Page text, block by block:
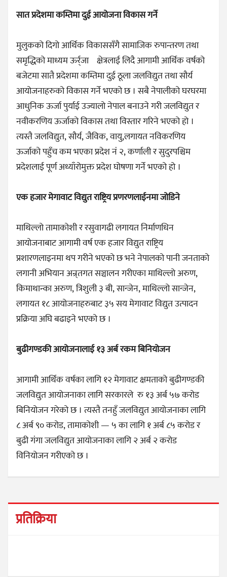
सात प्रदेशमा कम्तिमा दुई आयोजना विकास गर्ने
मुलुकको दिगो आर्थिक विकाससँगै सामाजिक रुपान्तरण तथा
समृद्धिको माध्यम ऊर्र्जा क्षेत्रलाई लिदै आगामी आर्थिक वर्षको
बजेटमा सातै प्रदेशमा कम्तिमा दुई ठूला जलविद्युत तथा सौर्य
आयोजनाहरुको विकास गर्ने भएको छ । सबै नेपालीको घरघरमा
आधुनिक ऊर्जा पुर्याई उज्यालो नेपाल बनाउने गरी जलविद्युत र
नवीकरणिय ऊर्जाको विकास तथा विस्तार गरिने भएको हो ।
त्यस्तै जलविद्युत, सौर्य, जैविक, वायु,लगायत नविकरणिय
ऊर्जाको पहुँच कम भएका प्रदेश नं २, कर्णाली र सुदुरपश्चिम
प्रदेशलाई पूर्ण अध्याँरोमुक्त प्रदेश घोषणा गर्ने भएको हो ।
एक हजार मेगावाट विद्युत राष्ट्रिय प्रणरणलाईनमा जोडिने
माथिल्लो तामाकोशी र रसुवागढी लगायत निर्माणधिन
आयोजनाबाट आगामी वर्ष एक हजार विद्युत राष्ट्रिय
प्रशारणलाइनमा थप गरीने भएको छ भने नेपालको पानी जनताको
लगानी अभियान अन्र्तगत सञ्चालन गरीएका माथिल्लो अरुण,
किमाथान्का अरुण, त्रिशुली ३ बी, सान्जेन, माथिल्लो सान्जेन,
लगायत १८ आयोजनाहरुबाट ३५ सय मेगावाट विद्युत उत्पादन
प्रक्रिया अघि बढाइने भएको छ ।
बुढीगण्डकी आयोजनालाई १३ अर्ब रकम बिनियोजन
आगामी आर्थिक वर्षका लागि १२ मेगावाट क्षमताको बुढीगण्डकी
जलविद्युत आयोजनाका लागि सरकारले रु १३ अर्ब ५७ करोड
बिनियोजन गरेको छ । त्यस्तै तनहुँ जलविद्युत आयोजनाका लागि
८ अर्ब ९० करोड, तामाकोशी — ५ का लागि १ अर्ब ८५ करोड र
बुढी गंगा जलविद्युत आयोजनाका लागि २ अर्ब २ करोड
विनियोजन गरीएको छ ।
प्रतिक्रिया